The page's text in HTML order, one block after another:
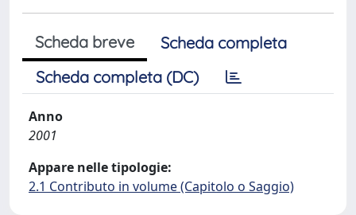
Scheda breve
Scheda completa
Scheda completa (DC)
Anno
2001
Appare nelle tipologie:
2.1 Contributo in volume (Capitolo o Saggio)